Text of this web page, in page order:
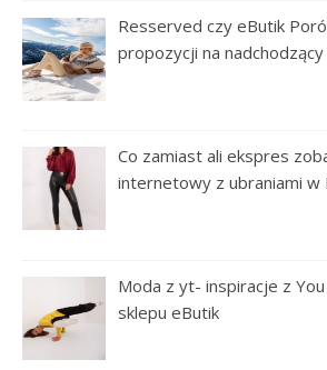
Resserved czy eButik
propozycji na
Co zamiast ali ekspres
internetowy z ubraniami w
Moda z yt- inspiracje z
sklepu eButik